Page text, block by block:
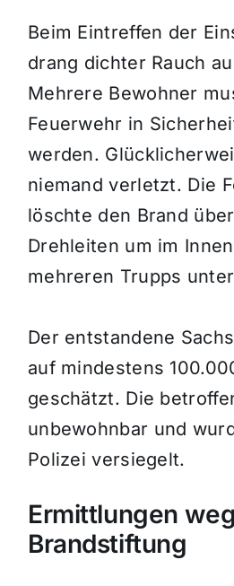
Beim Eintreffen der
drang dichter Rauch
Mehrere Bewohner
Feuerwehr in
werden.
niemand verletzt. Die
löschte den Brand
Drehleiten um im
mehreren Trupps
Der entstandene
auf mindestens
geschätzt. Die
unbewohnbar und
Polizei versiegelt.
Ermittlungen
Brandstiftung